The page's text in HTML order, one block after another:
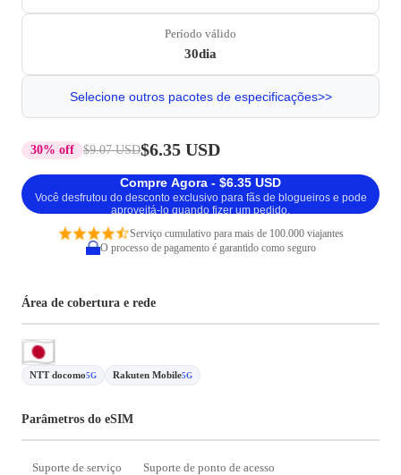
Período válido
30dia
Selecione outros pacotes de especificações>>
30% off $9.07 USD$6.35 USD
Compre Agora - $6.35 USD
Você desfrutou do desconto exclusivo para fãs de blogueiros e pode
aproveitá-lo quando fizer um pedido.
Serviço cumulativo para mais de 100.000 viajantes
O processo de pagamento é garantido como seguro
Área de cobertura e rede
NTT docomo5G Rakuten Mobile5G
Parâmetros do eSIM
Suporte de serviço
Suporte de ponto de acesso